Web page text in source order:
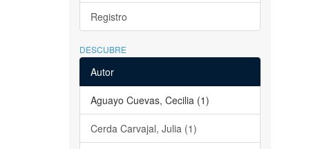
Registro
DESCUBRE
Autor
Aguayo Cuevas, Cecilia (1)
Cerda Carvajal, Julia (1)